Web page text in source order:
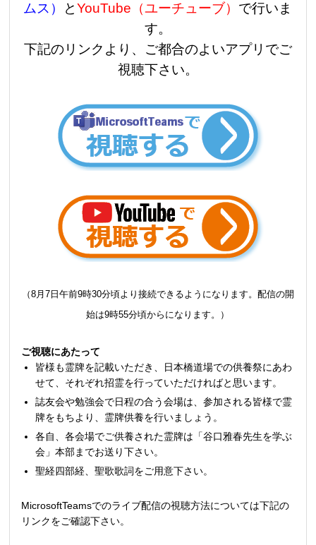
ムス）
とYouTube（ユーチューブ） で行いま
す。
下記のリンクより、ご都合のよいアプリでご
視聴下さい。
（8月7日午前9時30分頃より接続できるようになります。配信の開
始は9時55分頃からになります。）
ご視聴にあたって
皆様も霊牌を記載いただき、日本橋道場での供養祭にあわ
せて、それぞれ招霊を行っていただければと思います。
誌友会や勉強会で日程の合う会場は、参加される皆様で霊
牌をもちより、霊牌供養を行いましょう。
各自、各会場でご供養された霊牌は「谷口雅春先生を学ぶ
会」本部までお送り下さい。
聖経四部経、聖歌歌詞をご用意下さい。
MicrosoftTeamsでのライブ配信の視聴方法については下記の
リンクをご確認下さい。